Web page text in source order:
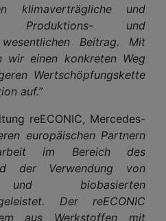
klimaverträgliche und
Produktions- und
Beitrag. Mit
wir einen konkreten Weg
Wertschöpfungskette
auf.”
reECONIC, Mercedes-
europäischen Partnern
im Bereich des
der Verwendung von
und biobasierten
Der reECONIC
aus Werkstoffen mit